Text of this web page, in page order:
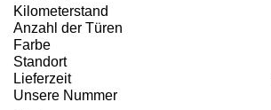
Kilometerstand
Anzahl der Türen
Farbe
Standort
Lieferzeit
Unsere Nummer